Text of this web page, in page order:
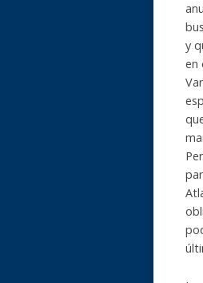
y
en